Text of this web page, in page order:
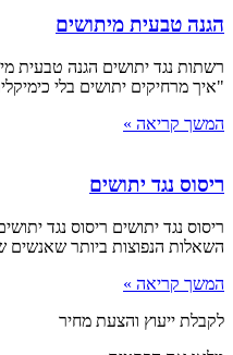
הגנה טבעית מיתושים
רשתות נגד יתושים הגנה טבעית
"איך מרחיקים יתושים בלי
המשך קריאה »
ריסוס נגד יתושים
ריסוס נגד יתושים ריסוס נגד
השאלות הנפוצות ביותר שאנשים
המשך קריאה »
לקבלת ייעוץ והצעת מחיר